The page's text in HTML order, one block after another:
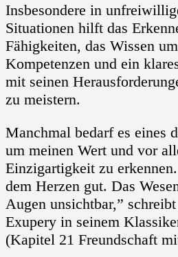
Insbesondere in
Situationen hilft das
Fähigkeiten, das Wissen
Kompetenzen und ein
mit seinen
zu meistern.
Manchmal bedarf es eines
um meinen Wert und vor
Einzigartigkeit zu
dem Herzen gut. Das
Augen unsichtbar,”
Exupery in seinem
(Kapitel 21 Freundschaft